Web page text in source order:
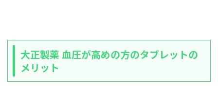
大正製薬 血圧が高めの方のタブレットの
メリット